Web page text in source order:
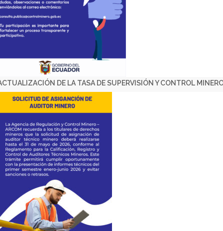
DE LA TASA DE SUPERVISIÓN Y CONTROL